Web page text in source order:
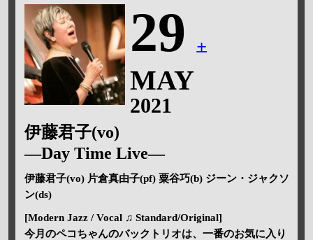
29 土
MAY
2021
伊藤君子(vo)
—Day Time Live—
伊藤君子(vo) 片倉真由子(pf) 粟谷巧(b) ジーン・ジャクソ
ン(ds)
[Modern Jazz / Vocal ♫ Standard/Original]
今月のペコちゃんのバックトリオは、一番のお気に入り